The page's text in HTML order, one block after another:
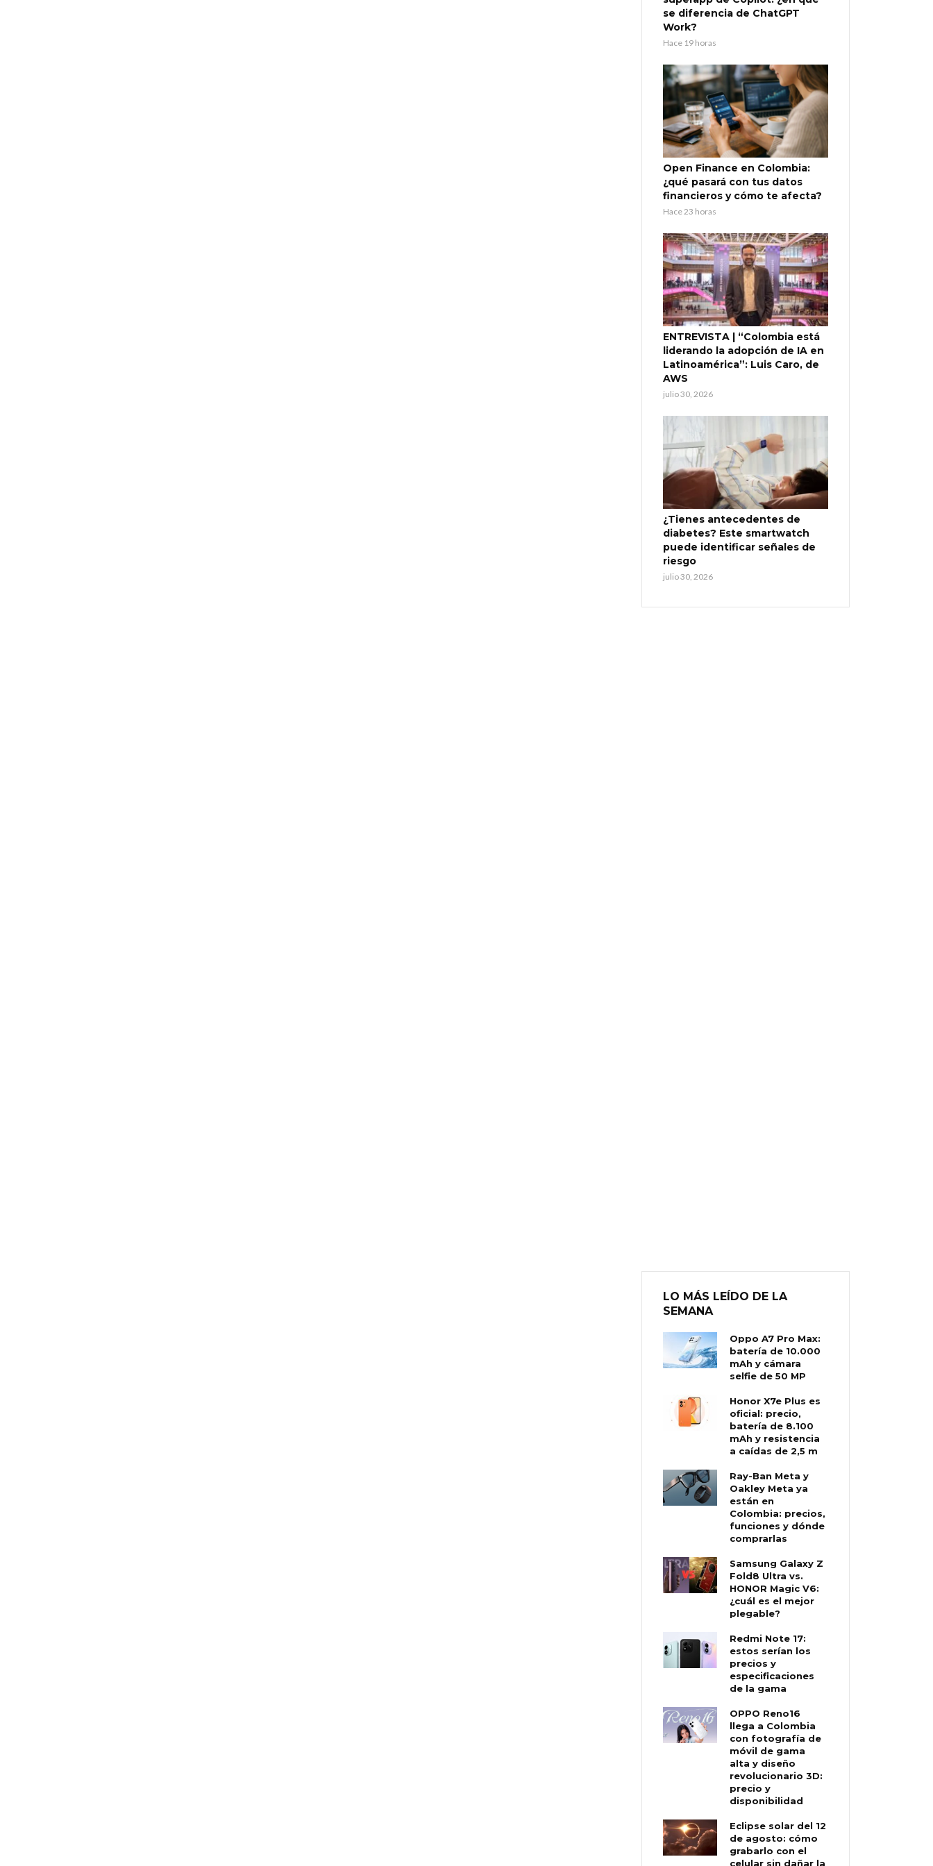
se diferencia de ChatGPT
Work?
Hace 19 horas
Open Finance en Colombia:
¿qué pasará con tus datos
financieros y cómo te afecta?
Hace 23 horas
ENTREVISTA | “Colombia está
liderando la adopción de IA en
Latinoamérica”: Luis Caro, de
AWS
julio 30, 2026
¿Tienes antecedentes de
diabetes? Este smartwatch
puede identificar señales de
riesgo
julio 30, 2026
LO MÁS LEÍDO DE LA
SEMANA
Oppo A7 Pro Max:
batería de 10.000
mAh y cámara
selfie de 50 MP
Honor X7e Plus es
oficial: precio,
batería de 8.100
mAh y resistencia
a caídas de 2,5 m
Ray-Ban Meta y
Oakley Meta ya
están en
Colombia: precios,
funciones y dónde
comprarlas
Samsung Galaxy Z
Fold8 Ultra vs.
HONOR Magic V6:
¿cuál es el mejor
plegable?
Redmi Note 17:
estos serían los
precios y
especificaciones
de la gama
OPPO Reno16
llega a Colombia
con fotografía de
móvil de gama
alta y diseño
revolucionario 3D:
precio y
disponibilidad
Eclipse solar del 12
de agosto: cómo
grabarlo con el
celular sin dañar la